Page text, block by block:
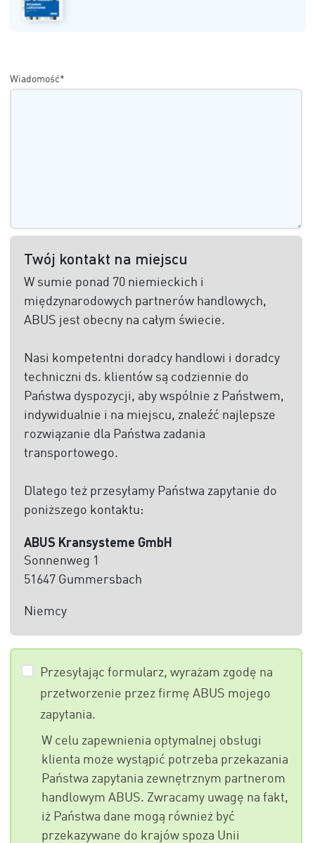
Wiadomość*
Twój kontakt na miejscu
W sumie ponad 70 niemieckich i
międzynarodowych partnerów handlowych,
ABUS jest obecny na całym świecie.
Nasi kompetentni doradcy handlowi i doradcy
techniczni ds. klientów są codziennie do
Państwa dyspozycji, aby wspólnie z Państwem,
indywidualnie i na miejscu, znaleźć najlepsze
rozwiązanie dla Państwa zadania
transportowego.
Dlatego też przesyłamy Państwa zapytanie do
poniższego kontaktu:
ABUS Kransysteme GmbH
Sonnenweg 1
51647 Gummersbach
Niemcy
Przesyłając formularz, wyrażam zgodę na
przetworzenie przez firmę ABUS mojego
zapytania.
W celu zapewnienia optymalnej obsługi
klienta może wystąpić potrzeba przekazania
Państwa zapytania zewnętrznym partnerom
handlowym ABUS. Zwracamy uwagę na fakt,
iż Państwa dane mogą również być
przekazywane do krajów spoza Unii